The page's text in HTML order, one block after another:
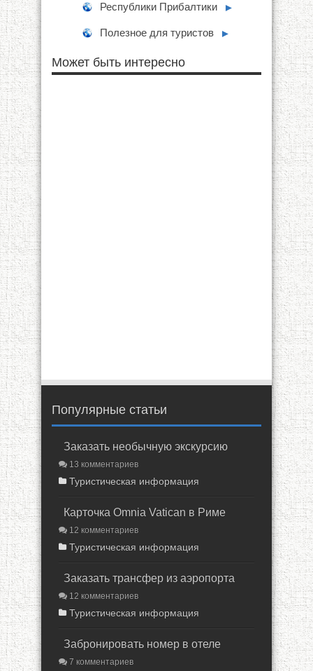
Республики Прибалтики ►
Полезное для туристов ►
Может быть интересно
Популярные статьи
Заказать необычную экскурсию
13 комментариев
Туристическая информация
Карточка Omnia Vatican в Риме
12 комментариев
Туристическая информация
Заказать трансфер из аэропорта
12 комментариев
Туристическая информация
Забронировать номер в отеле
7 комментариев